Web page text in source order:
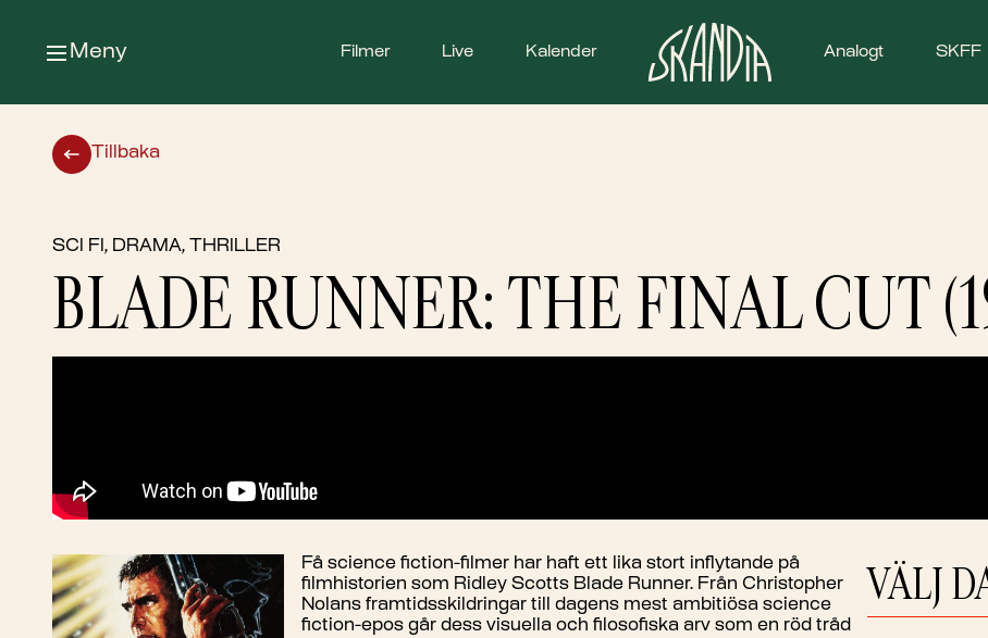
Meny Filmer Live Kalender Analogt SKFF
Tillbaka
SCI FI, DRAMA, THRILLER
BLADE RUNNER: THE FINAL CUT
Få science fiction-filmer har haft ett lika stort inflytande på
filmhistorien som Ridley Scotts Blade Runner. Från Christopher
Nolans framtidsskildringar till dagens mest ambitiösa science
fiction-epos går dess visuella och filosofiska arv som en röd tråd
VÄLJ